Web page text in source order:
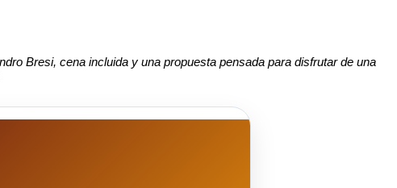
Bresi, cena incluida y una propuesta pensada para disfrutar de una